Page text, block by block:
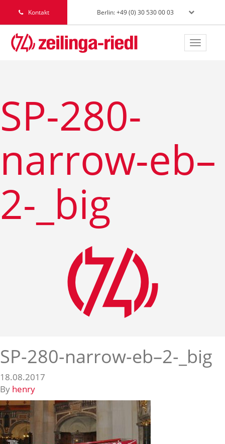
Kontakt Berlin: +49 (0) 30 530 00 03
Toggle
SP-280-
narrow-eb–
2-_big
SP-280-narrow-eb–2-_big
18.08.2017
By henry